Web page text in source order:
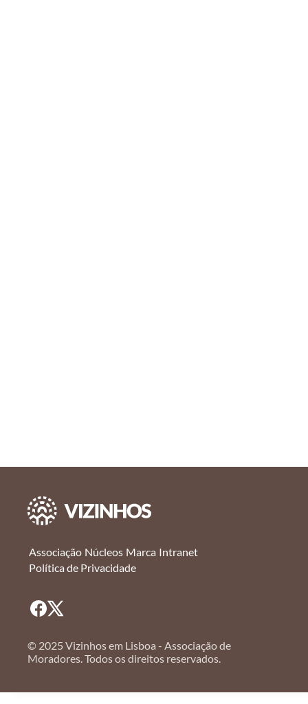
Associação Núcleos Marca Intranet
Política de Privacidade
© 2025 Vizinhos em Lisboa - Associação de
Moradores. Todos os direitos reservados.